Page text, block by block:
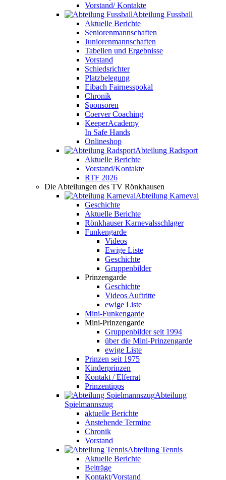
Vorstand/ Kontakte
Abteilung Fussball
Aktuelle Berichte
Seniorenmannschaften
Juniorenmannschaften
Tabellen und Ergebnisse
Vorstand
Schiedsrichter
Platzbelegung
Eibach Fairnesspokal
Chronik
Sponsoren
Coerver Coaching
KeeperAcademy
In Safe Hands
Onlineshop
Abteilung Radsport
Aktuelle Berichte
Vorstand/Kontakte
RTF 2026
Die Abteilungen des TV Rönkhausen
Abteilung Karneval
Geschichte
Aktuelle Berichte
Rönkhauser Karnevalsschlager
Funkengarde
Videos
Ewige Liste
Geschichte
Gruppenbilder
Prinzengarde
Geschichte
Videos Auftritte
ewige Liste
Mini-Funkengarde
Mini-Prinzengarde
Gruppenbilder seit 1994
über die Mini-Prinzengarde
ewige Liste
Prinzen seit 1975
Kinderprinzen
Kontakt / Elferrat
Prinzentipps
Abteilung
Spielmannszug
aktuelle Berichte
Anstehende Termine
Chronik
Vorstand
Abteilung Tennis
Aktuelle Berichte
Beiträge
Kontakt/Vorstand